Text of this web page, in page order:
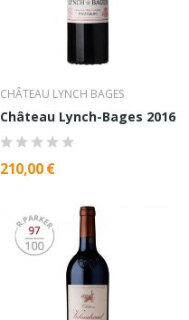
CHÂTEAU LYNCH BAGES
Château Lynch-Bages 2016
210,00 €